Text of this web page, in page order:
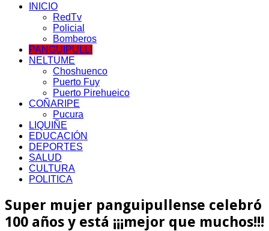
INICIO
RedTv
Policial
Bomberos
PANGUIPULLI
NELTUME
Choshuenco
Puerto Fuy
Puerto Pirehueico
COÑARIPE
Pucura
LIQUIÑE
EDUCACIÓN
DEPORTES
SALUD
CULTURA
POLITICA
Super mujer panguipullense celebró
100 años y está ¡¡¡mejor que muchos!!!